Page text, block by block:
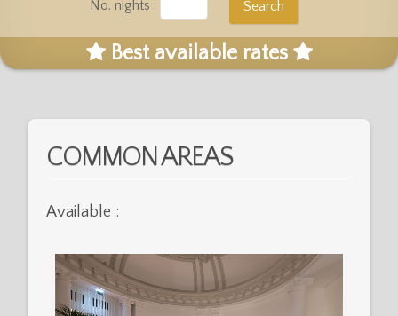
No. nights :
Best available rates
COMMON AREAS
Available :